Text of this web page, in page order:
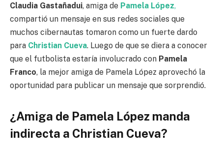
Claudia Gastañadui, amiga de Pamela López,
compartió un mensaje en sus redes sociales que
muchos cibernautas tomaron como un fuerte dardo
para Christian Cueva. Luego de que se diera a conocer
que el futbolista estaría involucrado con Pamela
Franco, la mejor amiga de Pamela López aprovechó la
oportunidad para publicar un mensaje que sorprendió.
¿Amiga de Pamela López manda
indirecta a Christian Cueva?